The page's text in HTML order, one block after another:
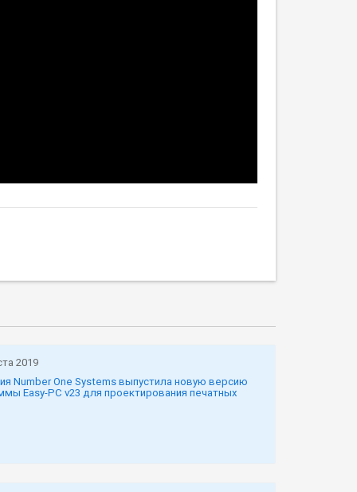
2019
Number One Systems выпустила новую версию
Easy-PC v23 для проектирования печатных